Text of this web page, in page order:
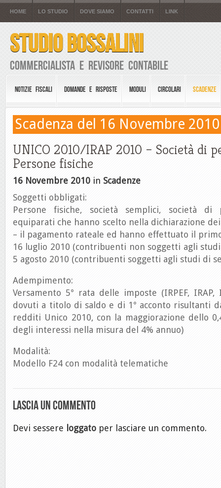
HOME LO STUDIO DOVE SIAMO CONTATTI LINK
STUDIO BOSSALINI
Commercialista e Revisore Contabile
NOTIZIE FISCALI DOMANDE E RISPOSTE MODULI CIRCOLARI SCADENZE
Scadenza del 16 Novembre 2010
UNICO 2010/IRAP 2010 – Società di
Persone fisiche
16 Novembre 2010 in Scadenze
Soggetti obbligati:
Persone fisiche, società semplici, società di
equiparati che hanno scelto nella dichiarazione
– il pagamento rateale ed hanno effettuato il
16 luglio 2010 (contribuenti non soggetti agli
5 agosto 2010 (contribuenti soggetti agli studi di
Adempimento:
Versamento 5° rata delle imposte (IRPEF,
dovuti a titolo di saldo e di 1° acconto risultanti
redditi Unico 2010, con la maggiorazione dello
degli interessi nella misura del 4% annuo)
Modalità:
Modello F24 con modalità telematiche
Lascia un commento
Devi sessere loggato per lasciare un commento.